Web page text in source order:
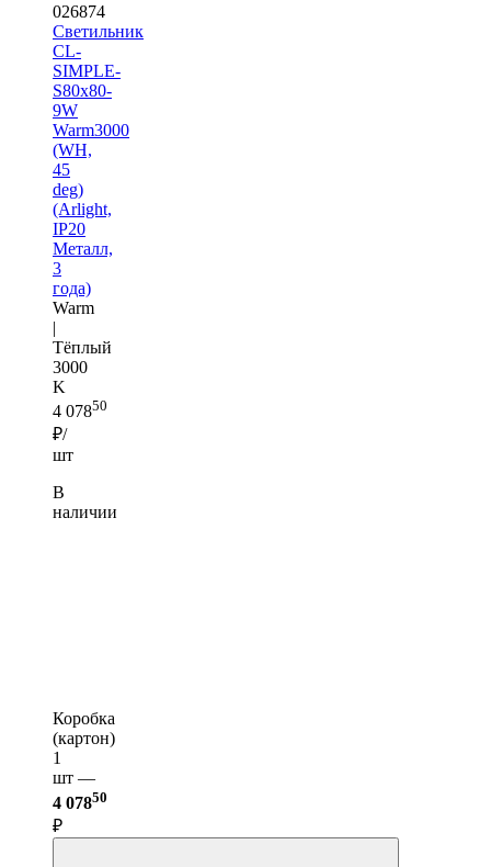
026874
Светильник
CL-
SIMPLE-
S80x80-
9W
Warm3000
(WH,
45
deg)
(Arlight,
IP20
Металл,
3
года)
Warm
|
Тёплый
3000
K
4 07850
₽/
шт
В
наличии
Коробка
(картон)
1
шт —
4 07850
₽